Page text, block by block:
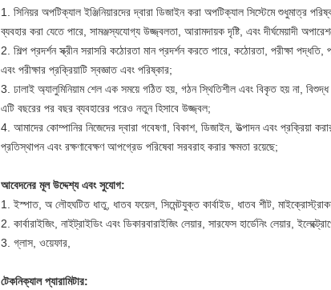
1. সিনিয়র অপটিক্যাল ইঞ্জিনিয়ারদের দ্বারা ডিজাইন করা অপটিক্যাল সিস্টেমে শুধুমাত্র
ব্যবহার করা যেতে পারে, সামঞ্জস্যযোগ্য উজ্জ্বলতা, আরামদায়ক দৃষ্টি, এবং দীর্ঘমেয়াদী
2. শিল্প প্রদর্শন স্ক্রীন সরাসরি কঠোরতা মান প্রদর্শন করতে পারে, কঠোরতা, পরীক্ষা
এবং পরীক্ষার প্রক্রিয়াটি স্বজ্ঞাত এবং পরিষ্কার;
3. ঢালাই অ্যালুমিনিয়াম শেল এক সময়ে গঠিত হয়, গঠন স্থিতিশীল এবং বিকৃত হয় না, বিশুদ্ধ
এটি বছরের পর বছর ব্যবহারের পরেও নতুন হিসাবে উজ্জ্বল;
4. আমাদের কোম্পানির নিজেদের দ্বারা গবেষণা, বিকাশ, ডিজাইন, উত্পাদন এবং প্রক্রিয়া
প্রতিস্থাপন এবং রক্ষণাবেক্ষণ আপগ্রেড পরিষেবা সরবরাহ করার ক্ষমতা রয়েছে;
আবেদনের মূল উদ্দেশ্য এবং সুযোগ:
1. ইস্পাত, অ লৌহঘটিত ধাতু, ধাতব ফয়েল, সিমেন্টযুক্ত কার্বাইড, ধাতব শীট,
2. কার্বারাইজিং, নাইট্রাইডিং এবং ডিকারবারাইজিং লেয়ার, সারফেস হার্ডেনিং লেয়ার,
3. গ্লাস, ওয়েফার,
টেকনিক্যাল প্যারামিটার: